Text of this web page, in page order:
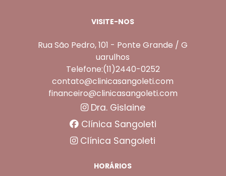
VISITE-NOS
Rua São Pedro, 101 - Ponte Grande / G
uarulhos
Telefone:(11)2440-0252
contato@clinicasangoleti.com
financeiro@clinicasangoleti.com
Dra. Gislaine
Clínica Sangoleti
Clínica Sangoleti
HORÁRIOS